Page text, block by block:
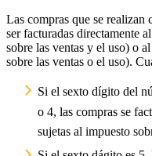
Las compras que se
ser facturadas directamente
sobre las ventas y el uso) o
sobre las ventas o el uso).
Si el sexto dígito del
o 4, las compras se
sujetas al impuesto